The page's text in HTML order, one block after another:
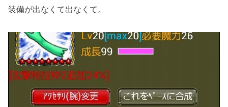
装備が出なくて出なくて。